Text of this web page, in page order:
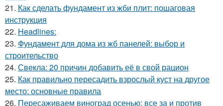
21. Как сделать фундамент из жби плит: пошаговая
инструкция
22. Headlines:
23. Фундамент для дома из жб панелей: выбор и
строительство
24. Свекла: 20 причин добавить её в свой рацион
25. Как правильно пересадить взрослый куст на другое
место: основные правила
26. Пересаживаем виноград осенью: все за и против